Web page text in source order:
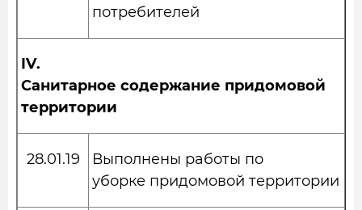
потребителей
IV.
Санитарное содержание придомовой
территории
28.01.19
Выполнены работы по
уборке придомовой территории